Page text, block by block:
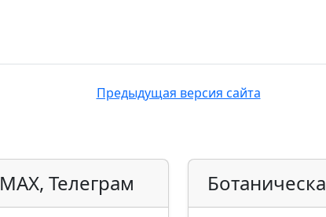
Предыдущая версия сайта
MAX, Телеграм